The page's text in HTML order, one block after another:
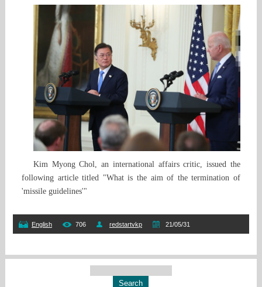
Kim Myong Chol, an international affairs critic, issued the
following article titled "What is the aim of the termination of
'missile guidelines'"
English 706 redstartvkp 21/05/31